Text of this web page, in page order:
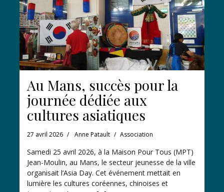
Au Mans, succès pour la
journée dédiée aux
cultures asiatiques
27 avril 2026 Anne Patault Association
Samedi 25 avril 2026, à la Maison Pour Tous (MPT)
Jean-Moulin, au Mans, le secteur jeunesse de la ville
organisait l’Asia Day. Cet événement mettait en
lumière les cultures coréennes, chinoises et